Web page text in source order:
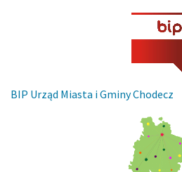
BIP Urząd Miasta i Gminy Chodecz